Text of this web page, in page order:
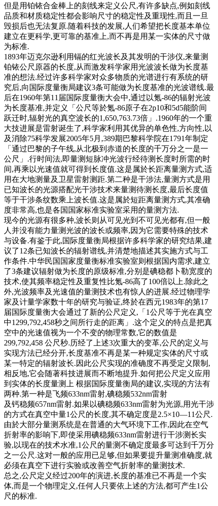
但是用铂铱合金棒上的刻线来定义公尺,有许多缺点,例如刻线
品质和材质稳定性都会影响尺寸的稳定性及重现性,而且一旦
毁损后也无法复原.随着科技的发展,人们希望把长度基本单位
建立在更科学,更可靠的基准上,而不再是用某一实体的尺寸做
为标准.
1893年迈克尔逊利用镉的红光波长及其发明的干涉仪,来量测
铂铱公尺原器的长度,从而激发科学家用光波波长做为长度基
准的想法.经过许多科学家对众多物质的光谱进行有系统的研
究后,向国际度量衡局建议3条可能做为长度基准的光波谱线.最
后在1960年第11届国际度量衡大会中,通过以氪-86的辐射光波
为长度基准,并定义「公尺等於氪-86原子在2p10和5d5能阶间
跃迁时,辐射光的真空波长的1,650,763.73倍」.1960年的一个重
大技进展是雷射诞生了,科学家利用其优异的单色性,方向性,以
及消除75科学发展2005年5月,389期巴黎科学院在1791年制定
「通过巴黎的子午线,从北极到赤道的长度的千万分之一是一
公尺」.行时间法,即量测短脉冲光波行经待测长度时所需的时
间,再乘以光速值就可得到长度值.这是属於长距离量测方式,适
用在大地测量及卫星雷射测距.第二种是干涉法,量测方式是用
已知波长的光源搭配光干涉技术来量测待测长度,最后长度值
等于干涉条纹数乘上波长值.这是属於短距离量测方式,其准确
度非常高,也是各国国家标准实验室采用的量测方法.
现今的光源有很多种,波长则从可见光到不可见光都有,但一般
人并没有能力量测光波的波长或频率,因为它需要特殊的技术
与设备.有鉴于此,国际度量衡局根据许多科学家的研究结果,建
议了12条已知波长的辐射谱线,并清楚地描述其实施方式与工
作条件.中华民国国家度量衡标准实验室则根据国内需求,建立
了3条建议辐射做为长度的原级标准,分别是碘稳都卜勒宽度的
技术,使其频率稳定性及重复性比氪-86高了100倍以上.除此之
外,光波频率及光速值的量测技术也有惊人的进展.经过物理学
家及计量学家数十年的研究与验证,终於在西元1983年的第17
届国际度量衡大会通过了新的公尺定义,「1公尺等于光在真空
中1299,792,458秒之间所行走的距离」.这个定义的特点是把真
空中的光速值视为一个不变的物理常数,它的数值是
299,792,458 公尺秒.历经了上述3次重大的变革,公尺的定义与
实现方法已经分开,长度基准不再是某一种规定实体的尺寸或
某一特定的辐射波长.因此公尺实现的准确度不再受定义限制,
相反地,它会随著科技进展而不断地提升.如何把公尺定义应用
到实体的长度量测上 根据国际度量衡局的建议,实现的方法有
两种.第一种是飞频633nm雷射,碘稳频532nm雷射
及钙稳频657nm雷射.如果以碘稳频633nm雷射为光源,用光干涉
的方式在真空中量1公尺的长度,其不确定度是2.5×10—11公尺.
由於大部分量测系统是在普通的大气环境下工作,因此在空气
折射率的影响下,即使采用碘稳频633nm雷射进行干涉测长实
验,以现在的技术水准,1公尺的量测不确定度最多可达到千万分
之一公尺.这对一般的应用已足够,但如果要提升量测准确度,就
必须在真空下进行实验或改善空气折射率的量测技术.
总之,公尺定义经过200年的演进,长度的基准已不再是一个实
体,而是一个物理定义,任何人只要依上述的方法,都可产生1公
尺的标准.